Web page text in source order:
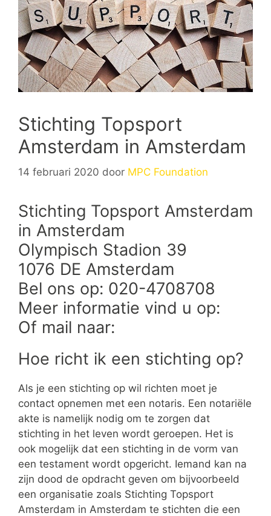
Stichting Topsport
Amsterdam in Amsterdam
14 februari 2020 door MPC Foundation
Stichting Topsport Amsterdam
in Amsterdam
Olympisch Stadion 39
1076 DE Amsterdam
Bel ons op: 020-4708708
Meer informatie vind u op:
Of mail naar:
Hoe richt ik een stichting op?
Als je een stichting op wil richten moet je
contact opnemen met een notaris. Een notariële
akte is namelijk nodig om te zorgen dat
stichting in het leven wordt geroepen. Het is
ook mogelijk dat een stichting in de vorm van
een testament wordt opgericht. Iemand kan na
zijn dood de opdracht geven om bijvoorbeeld
een organisatie zoals Stichting Topsport
Amsterdam in Amsterdam te stichten die een